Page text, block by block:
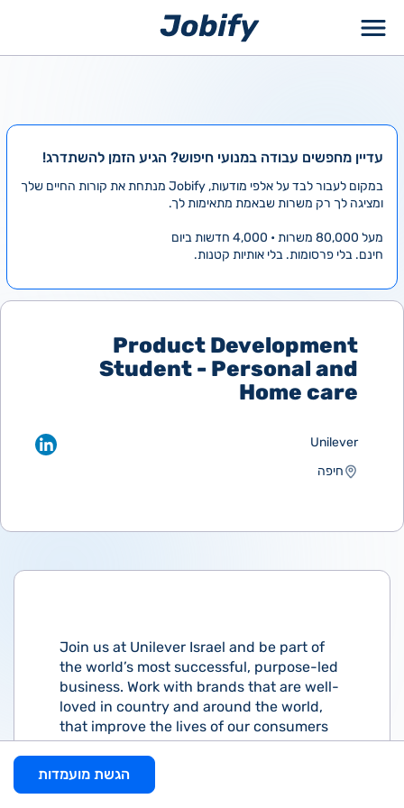
עדיין מחפשים עבודה במנועי חיפוש? הגיע הזמן להשתדרג!
במקום לעבור לבד על אלפי מודעות, Jobify מנתחת את קורות החיים שלך
ומציגה לך רק משרות שבאמת מתאימות לך.
מעל 80,000 משרות • 4,000 חדשות ביום
חינם. בלי פרסומות. בלי אותיות קטנות.
Product Development
Student - Personal and
Home care
Unilever
חיפה
Join us at Unilever Israel and be part of
the world’s most successful, purpose-led
business. Work with brands that are well-
loved in country and around the world,
that improve the lives of our consumers
and the communities around us.
Every individual here can bring their
הגשת מועמדות